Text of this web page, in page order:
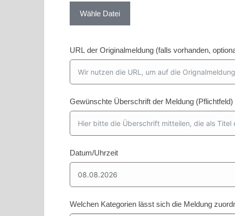
Wähle Datei
URL der Originalmeldung (falls vorhanden,
Gewünschte Überschrift der Meldung (Pflichtfeld)
Datum/Uhrzeit
Welchen Kategorien lässt sich die Meldung